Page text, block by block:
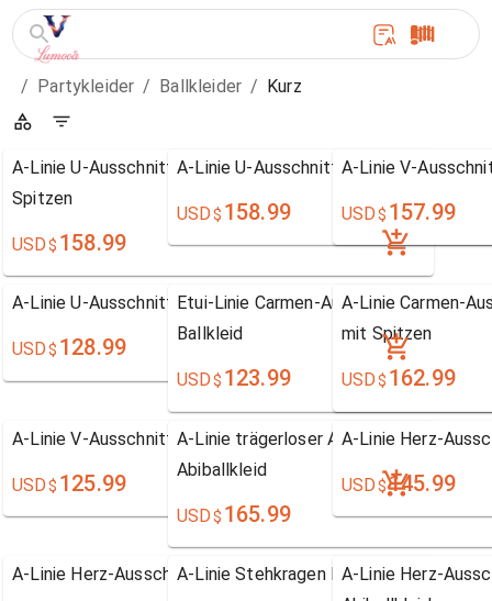
/ Partykleider / Ballkleider / Kurz
A-Linie U-Ausschnitt Knielang Chiffon Ballkleid mit
Spitzen
USD$ 158.99
A-Linie U-Ausschnitt Knielang Chiffon
USD$ 158.99
A-Linie V-
USD$ 157.99
A-Linie U-Ausschnitt ärmellos Tülle Abiballkleid
USD$ 128.99
Etui-Linie Carmen-Ausschnitt
Ballkleid
USD$ 123.99
A-Linie Carmen-
mit Spitzen
USD$ 162.99
A-Linie V-Ausschnitt Kurz/Mini Ballkleid
USD$ 125.99
A-Linie trägerloser Ausschnitt ärmellos
Abiballkleid
USD$ 165.99
A-Linie Herz-
USD$145.99
A-Linie Herz-Ausschnitt Kurz/Mini Ballkleid
A-Linie Stehkragen Kurz/Mini
A-Linie Herz-